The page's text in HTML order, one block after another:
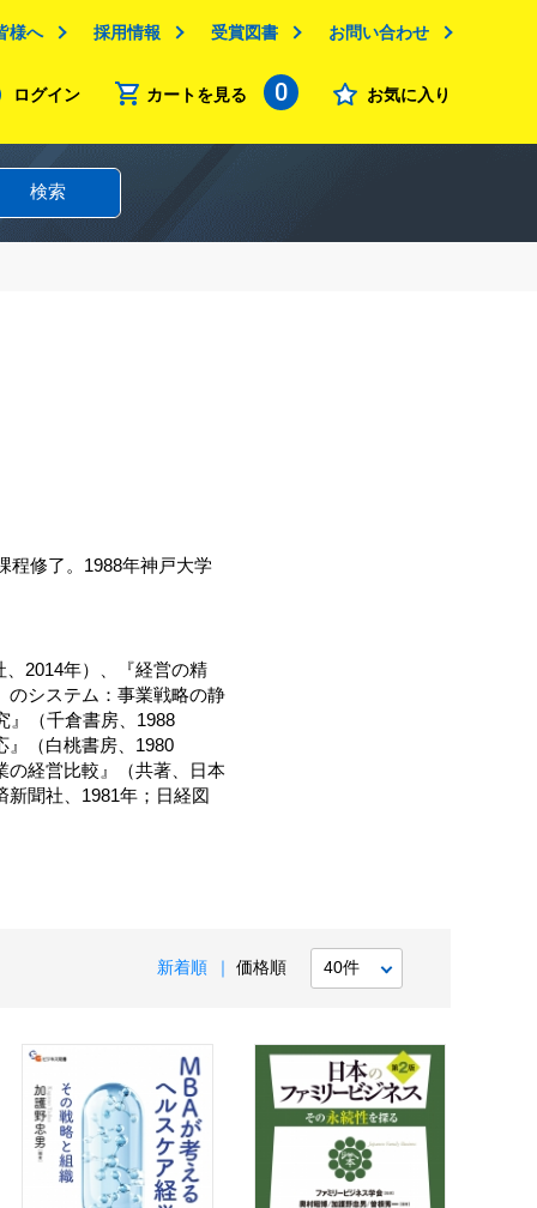
様へ 採用情報 受賞図書 お問い合わせ
ログイン カートを見る 0 お気に入り
検索
程修了。1988年神戸大学
、2014年）、『経営の精
のシステム：事業戦略の静
』（千倉書房、1988
』（白桃書房、1980
の経営比較』（共著、日本
聞社、1981年；日経図
新着順 価格順